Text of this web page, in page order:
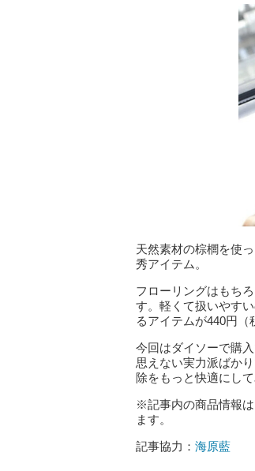
天然素材の棕櫚を使
秀アイテム。
フローリングはもち
す。軽くて扱いやす
るアイテムが440円（
今回はダイソーで購
思えない実力派ばか
除をもっと快適にし
※記事内の商品情報
ます。
記事協力： 海原藍